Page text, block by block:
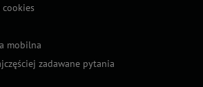
mobilna
zadawane pytania